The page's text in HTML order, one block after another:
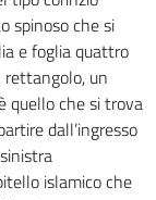
spinoso che si
e foglia quattro
rettangolo, un
quello che si trova
dall’ingresso
islamico che